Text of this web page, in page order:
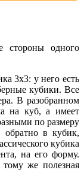
стороны одного
3х3: у него есть
кубики. Все
В разобранном
на куб, а имеет
по размеру
обратно в кубик,
кубика
на его форму.
тому же полезная